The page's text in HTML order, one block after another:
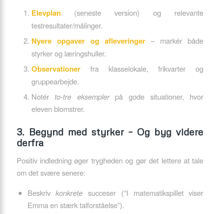
Elevplan(seneste version) og relevante
testresultater/målinger.
Nyere opgaver og afleveringer– markér både
styrker og læringshuller.
Observationerfra klasselokale, frikvarter og
gruppearbejde.
Notér to-tre eksemplerpå gode situationer, hvor
eleven blomstrer.
3. Begynd med styrker – Og byg videre
derfra
Positiv indledning øger trygheden og gør det lettere at tale
om det svære senere:
Beskrivkonkrete succeser (“I matematik­spillet viser
Emma en stærk talforståelse”).